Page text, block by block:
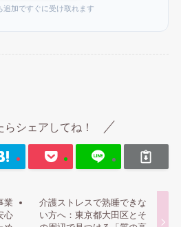
追加ですぐに受け取れます
らシェアしてね！
業
心
介護ストレスで熟睡できな
い方へ：東京都大田区とそ